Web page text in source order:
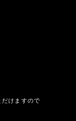
けますので